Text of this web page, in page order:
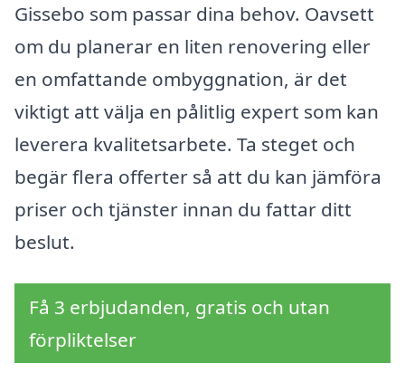
Gissebo som passar dina behov. Oavsett
om du planerar en liten renovering eller
en omfattande ombyggnation, är det
viktigt att välja en pålitlig expert som kan
leverera kvalitetsarbete. Ta steget och
begär flera offerter så att du kan jämföra
priser och tjänster innan du fattar ditt
beslut.
Få 3 erbjudanden, gratis och utan
förpliktelser